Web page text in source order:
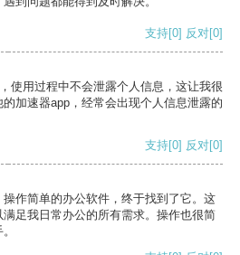
支持[0] 反对[0]
使用过程中不会泄露个人信息，这让我很
加速器app，经常会出现个人信息泄露的
支持[0] 反对[0]
作简单的办公软件，终于找到了它。这
足我日常办公的所有需求。操作也很简